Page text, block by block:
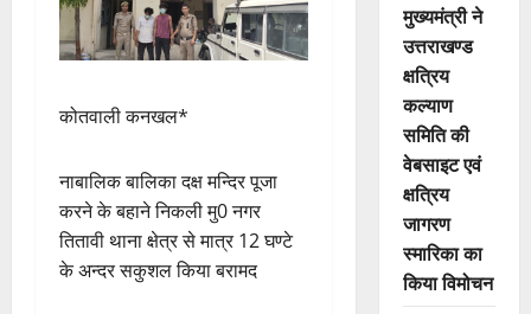
कोतवाली कनखल*
नाबालिक बालिका दक्ष मन्दिर पूजा
करने के बहाने निकली मु0 नगर
तितावी थाना क्षेत्र से मात्र 12 घण्टे
के अन्दर सकुशल किया बरामद
मुख्यमंत्री ने
उत्तराखण्ड
क्षत्रिय
कल्याण
समिति की
वेबसाइट एवं
क्षत्रिय
जागरण
स्मारिका का
किया विमोचन